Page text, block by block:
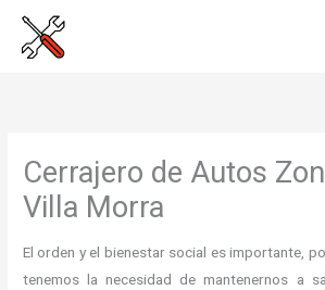
Cerrajero de Autos
Villa Morra
El orden y el bienestar social es importante,
tenemos la necesidad de mantenernos a